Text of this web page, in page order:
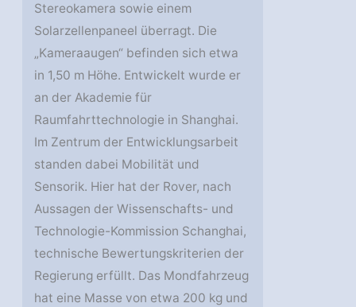
Stereokamera sowie einem
Solarzellenpaneel überragt. Die
„Kameraaugen“ befinden sich etwa
in 1,50 m Höhe. Entwickelt wurde er
an der Akademie für
Raumfahrttechnologie in Shanghai.
Im Zentrum der Entwicklungsarbeit
standen dabei Mobilität und
Sensorik. Hier hat der Rover, nach
Aussagen der Wissenschafts- und
Technologie-Kommission Schanghai,
technische Bewertungskriterien der
Regierung erfüllt. Das Mondfahrzeug
hat eine Masse von etwa 200 kg und